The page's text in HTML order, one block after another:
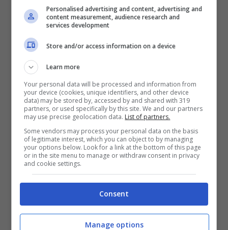
fonte alessiaventuraofficial
Personalised advertising and content, advertising and
content measurement, audience research and
services development
Store and/or access information on a device
Learn more
Your personal data will be processed and information from
your device (cookies, unique identifiers, and other device
data) may be stored by, accessed by and shared with 319
partners, or used specifically by this site. We and our partners
may use precise geolocation data. List of partners.
Some vendors may process your personal data on the basis
of legitimate interest, which you can object to by managing
your options below. Look for a link at the bottom of this page
or in the site menu to manage or withdraw consent in privacy
and cookie settings.
Consent
Manage options